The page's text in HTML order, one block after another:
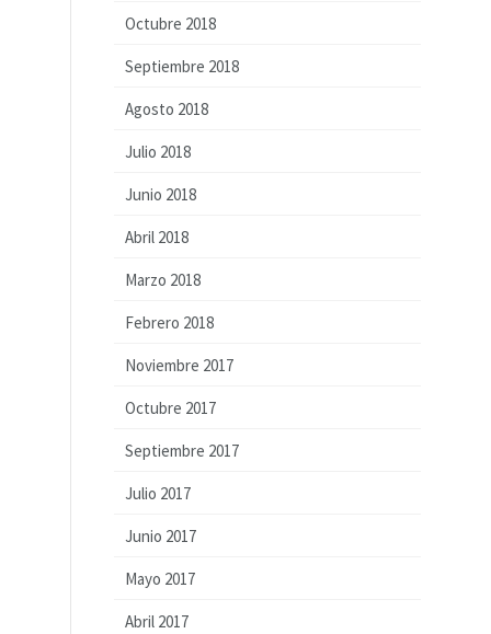
Octubre 2018
Septiembre 2018
Agosto 2018
Julio 2018
Junio 2018
Abril 2018
Marzo 2018
Febrero 2018
Noviembre 2017
Octubre 2017
Septiembre 2017
Julio 2017
Junio 2017
Mayo 2017
Abril 2017